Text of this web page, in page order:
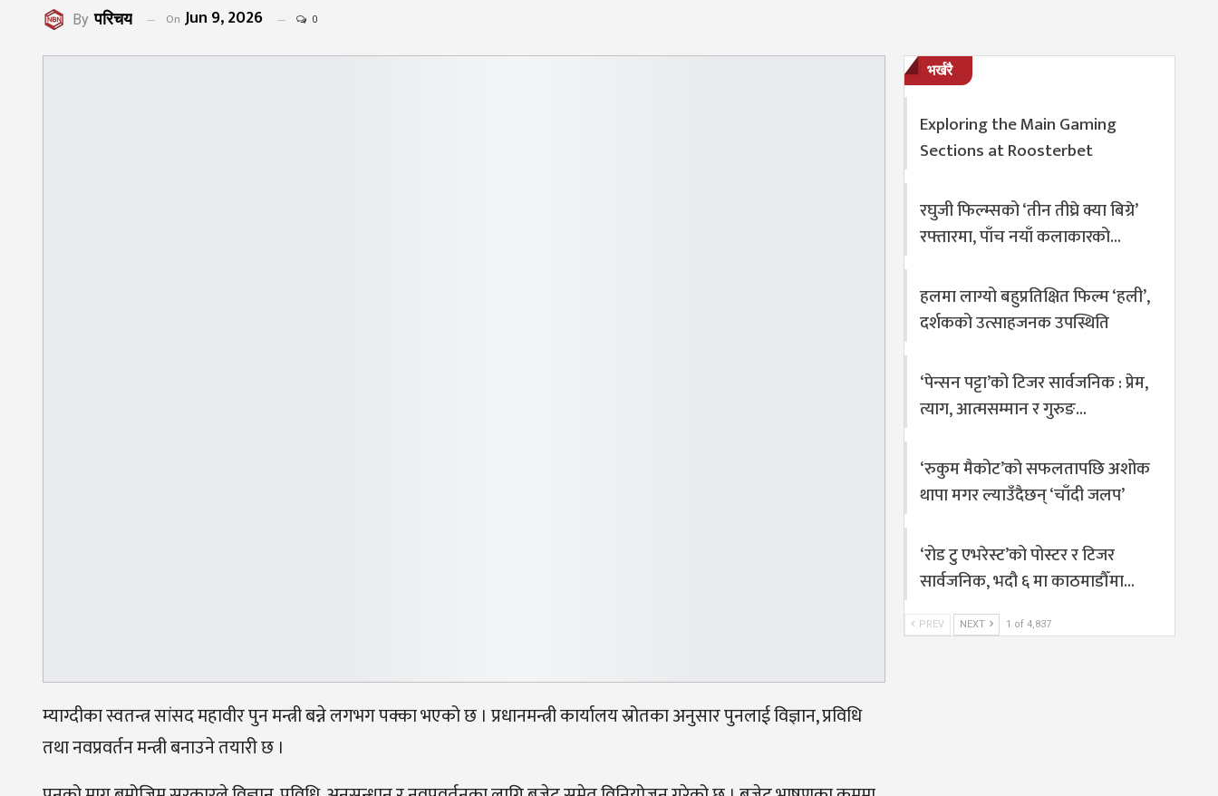
By परिचय On Jun 9, 2026 0
म्याग्दीका स्वतन्त्र सांसद महावीर पुन मन्त्री बन्ने लगभग पक्का भएको छ । प्रधानमन्त्री कार्यालय स्रोतका अनुसार पुनलाई विज्ञान, प्रविधि
तथा नवप्रवर्तन मन्त्री बनाउने तयारी छ ।
भर्खरै
Exploring the Main Gaming
Sections at Roosterbet
रघुजी फिल्म्सको ‘तीन तीघ्रे क्या बिग्रे’
रफ्तारमा, पाँच नयाँ कलाकारको…
हलमा लाग्यो बहुप्रतिक्षित फिल्म ‘हली’,
दर्शकको उत्साहजनक उपस्थिति
‘पेन्सन पट्टा’को टिजर सार्वजनिक : प्रेम,
त्याग, आत्मसम्मान र गुरुङ…
‘रुकुम मैकोट’को सफलतापछि अशोक
थापा मगर ल्याउँदैछन् ‘चाँदी जलप’
‘रोड टु एभरेस्ट’को पोस्टर र टिजर
सार्वजनिक, भदौ ६ मा काठमाडौँमा…
PREV NEXT 1 of 4,837